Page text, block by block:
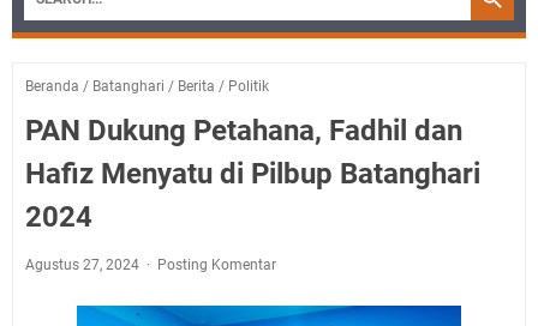
Beranda / Batanghari / Berita / Politik
PAN Dukung Petahana, Fadhil dan
Hafiz Menyatu di Pilbup Batanghari
2024
Agustus 27, 2024 Posting Komentar